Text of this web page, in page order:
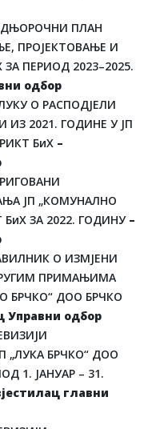
ПЛАН
ПРОЈЕКТОВАЊЕ И
ПЕРИОД 2023–2025.
одбор
О РАСПОДЈЕЛИ
2021. ГОДИНЕ У ЈП
БиХ –
ЈП „КОМУНАЛНО
ЗА 2022. ГОДИНУ –
О ИЗМЈЕНИ
ПРИМАЊИМА
БРЧКО“ ДОО БРЧКО
Управни одбор
„ЛУКА БРЧКО“ ДОО
1. ЈАНУАР – 31.
главни